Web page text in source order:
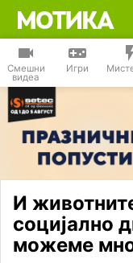
Смешни
видеа
Игри
И
социјално
можеме